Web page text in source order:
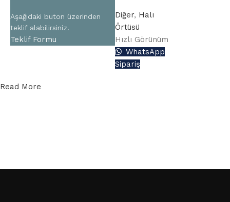
Aşağıdaki buton üzerinden
teklif alabilirsiniz.
Teklif Formu
Diğer, Halı
Örtüsü
Hızlı Görünüm
WhatsApp
Sipariş
Read More